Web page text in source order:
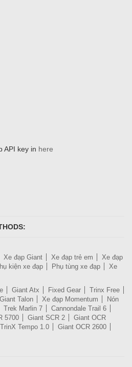
API key in here
Xe đạp Giant Xe đạp trẻ em
Xe đạp
kiện xe đạp Phụ tùng xe đạp
Xe
Giant Atx Fixed Gear
Trinx Free
Giant Talon Xe đạp Momentum
Nón
Trek Marlin 7
Cannondale Trail 6
5700 Giant SCR 2
Giant OCR
TrinX Tempo 1.0
Giant OCR 2600